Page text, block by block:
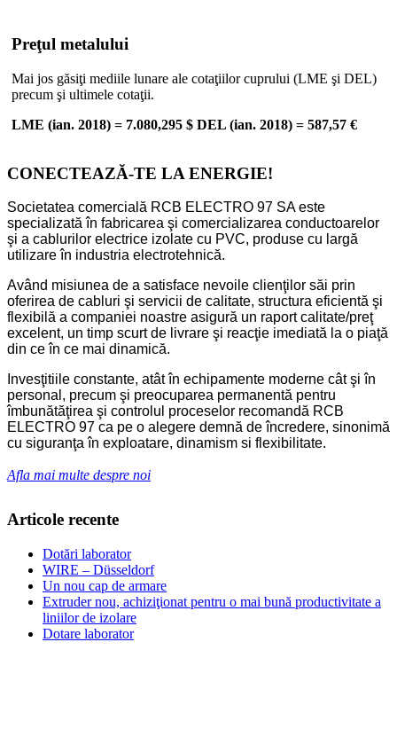
Preţul metalului
Mai jos găsiţi mediile lunare ale cotaţiilor cuprului (LME şi DEL)
precum şi ultimele cotaţii.
LME (ian. 2018) = 7.080,295 $ DEL (ian. 2018) = 587,57 €
CONECTEAZĂ-TE LA ENERGIE!
Societatea comercială RCB ELECTRO 97 SA este
specializată în fabricarea şi comercializarea conductoarelor
şi a cablurilor electrice izolate cu PVC, produse cu largă
utilizare în industria electrotehnică.
Având misiunea de a satisface nevoile clienţilor săi prin
oferirea de cabluri şi servicii de calitate, structura eficientă şi
flexibilă a companiei noastre asigură un raport calitate/preţ
excelent, un timp scurt de livrare şi reacţie imediată la o piaţă
din ce în ce mai dinamică.
Invesţitiile constante, atât în echipamente moderne cât şi în
personal, precum şi preocuparea permanentă pentru
îmbunătăţirea şi controlul proceselor recomandă RCB
ELECTRO 97 ca pe o alegere demnă de încredere, sinonimă
cu siguranţa în exploatare, dinamism si flexibilitate.
Afla mai multe despre noi
Articole recente
Dotări laborator
WIRE – Düsseldorf
Un nou cap de armare
Extruder nou, achiziţionat pentru o mai bună productivitate a
liniilor de izolare
Dotare laborator